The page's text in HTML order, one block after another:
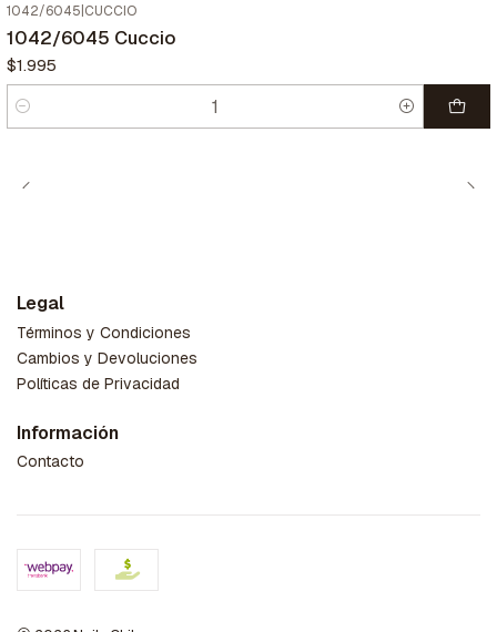
1042/6045 CUCCIO
1042/6045 Cuccio
$1.995
Cantidad
Legal
Términos y Condiciones
Cambios y Devoluciones
Políticas de Privacidad
Información
Contacto